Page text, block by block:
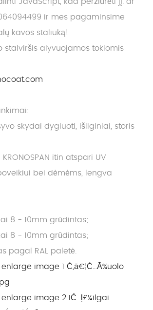
ir mes pagaminsime
kavos staliuką!
stalviršis alyvuojamos tokiomis
skydai dygiuoti, išilginiai, storis
KRONOSPAN itin atspari UV
bei dėmėms, lengva
8 - 10mm grūdintas;
8 - 10mm grūdintas;
pagal RAL paletė.